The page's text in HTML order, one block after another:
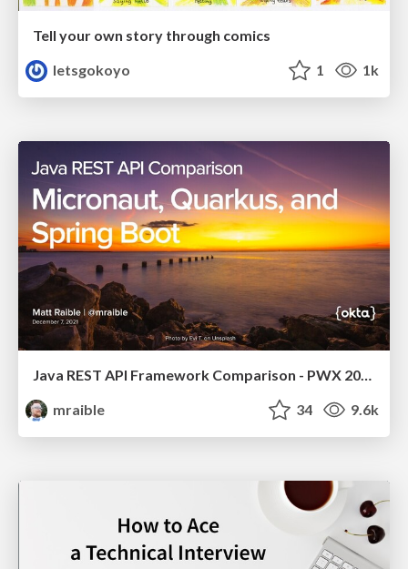
Tell your own story through comics
letsgokoyo
1 1k
mraible
34 9.6k